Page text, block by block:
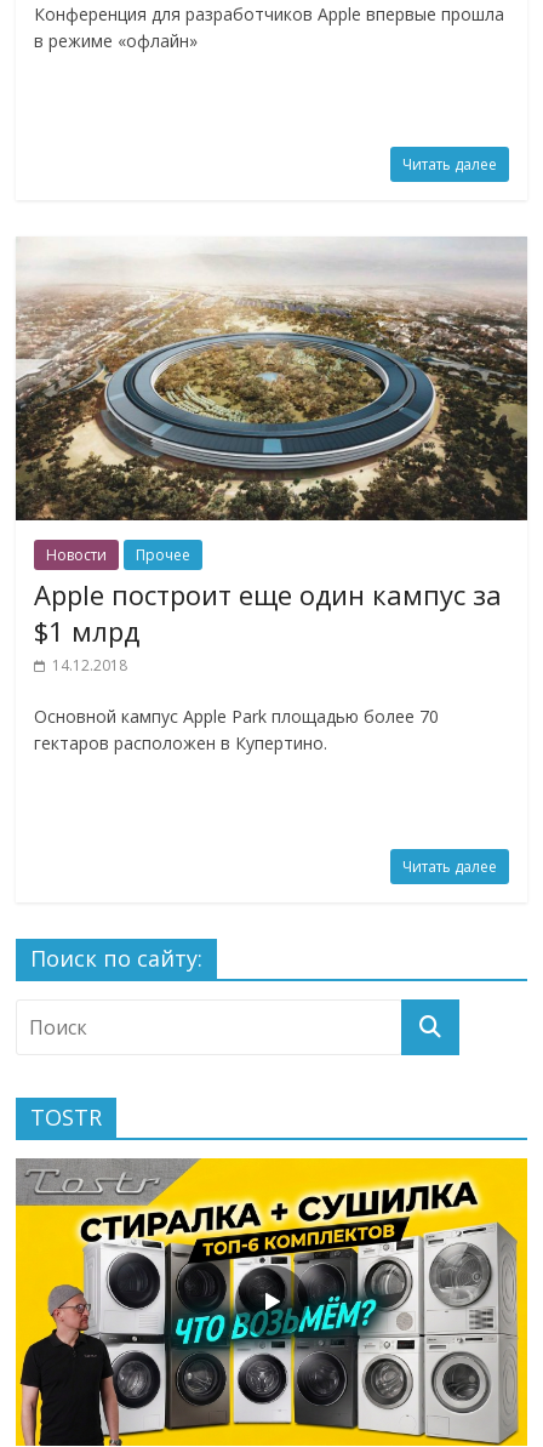
Конференция для разработчиков Apple впервые прошла
в режиме «офлайн»
Читать далее
Новости Прочее
Apple построит еще один кампус за
$1 млрд
14.12.2018
Основной кампус Apple Park площадью более 70
гектаров расположен в Купертино.
Читать далее
Поиск по сайту:
TOSTR